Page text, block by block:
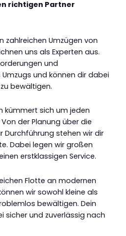
richtigen Partner
zahlreichen Umzügen von
uns als Experten aus.
und
und können dir dabei
bewältigen.
kümmert sich um jeden
der Planung über die
Durchführung stehen wir dir
Dabei legen wir großen
erstklassigen Service.
Flotte an modernen
wir sowohl kleine als
bewältigen. Dein
sicher und zuverlässig nach